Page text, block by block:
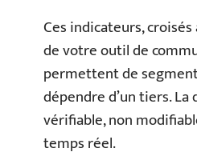
Ces indicateurs,
de votre outil de
permettent de
dépendre d’un tiers. La
vérifiable, non
temps réel.